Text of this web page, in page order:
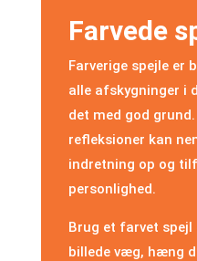
Farvede
Farverige spejle er
alle afskygninger i
det med god
refleksioner kan
indretning op og
personlighed.
Brug et farvet spejl
billede væg, hæng